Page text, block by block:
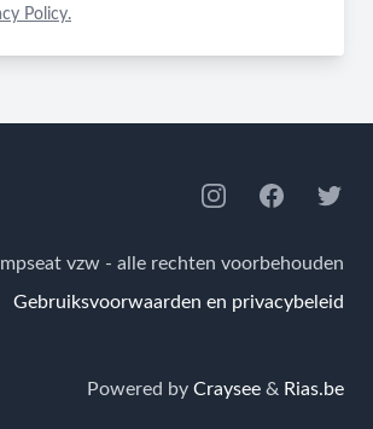
Policy.
InstagramFacebookTwitter
vzw - alle rechten voorbehouden
Gebruiksvoorwaarden en privacybeleid
Powered by Craysee & Rias.be